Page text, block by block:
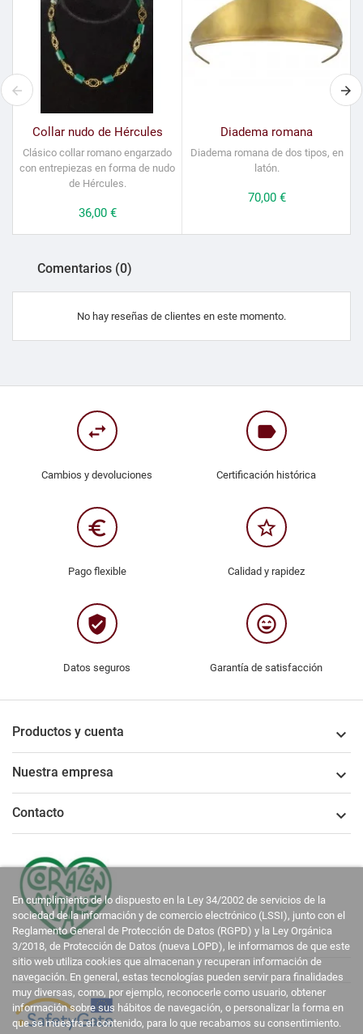
Collar nudo de Hércules
Clásico collar romano engarzado
con entrepiezas en forma de nudo
de Hércules.
Precio
36,00 €
Diadema romana
Diadema romana de dos tipos, en
latón.
Precio
70,00 €
Comentarios (0)
No hay reseñas de clientes en este momento.
swap_horiz
Cambios y devoluciones
label
Certificación histórica
euro_symbol
Pago flexible
star_border
Calidad y rapidez
verified_user
Datos seguros
sentiment_very_satisfied
Garantía de satisfacción
Productos y cuenta 
Nuestra empresa 
Contacto 
En cumplimiento de lo dispuesto en la Ley 34/2002 de servicios de la
sociedad de la información y de comercio electrónico (LSSI), junto con el
Reglamento General de Protección de Datos (RGPD) y la Ley Orgánica
3/2018, de Protección de Datos (nueva LOPD), le informamos de que este
sitio web utiliza cookies que almacenan y recuperan información de
navegación. En general, estas tecnologías pueden servir para finalidades
muy diversas, como, por ejemplo, reconocerle como usuario, obtener
información sobre sus hábitos de navegación, o personalizar la forma en
que se muestra el contenido, para lo que recabamos su consentimiento.